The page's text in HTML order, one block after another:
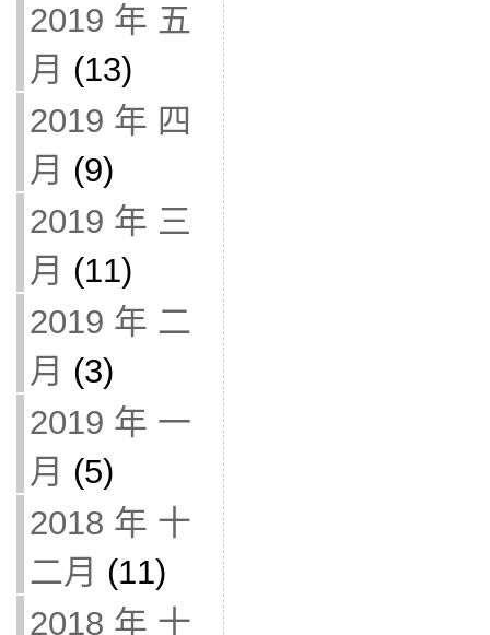
2019 年 五
月 (13)
2019 年 四
月 (9)
2019 年 三
月 (11)
2019 年 二
月 (3)
2019 年 一
月 (5)
2018 年 十
二月 (11)
2018 年 十